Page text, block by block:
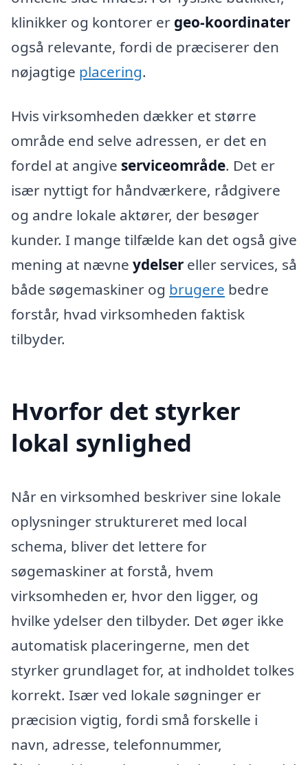
klinikker og kontorer er geo-koordinater
også relevante, fordi de præciserer den
nøjagtige placering.
Hvis virksomheden dækker et større
område end selve adressen, er det en
fordel at angive serviceområde. Det er
især nyttigt for håndværkere, rådgivere
og andre lokale aktører, der besøger
kunder. I mange tilfælde kan det også give
mening at nævne ydelser eller services, så
både søgemaskiner og brugere bedre
forstår, hvad virksomheden faktisk
tilbyder.
Hvorfor det styrker
lokal synlighed
Når en virksomhed beskriver sine lokale
oplysninger struktureret med local
schema, bliver det lettere for
søgemaskiner at forstå, hvem
virksomheden er, hvor den ligger, og
hvilke ydelser den tilbyder. Det øger ikke
automatisk placeringerne, men det
styrker grundlaget for, at indholdet tolkes
korrekt. Især ved lokale søgninger er
præcision vigtig, fordi små forskelle i
navn, adresse, telefonnummer,